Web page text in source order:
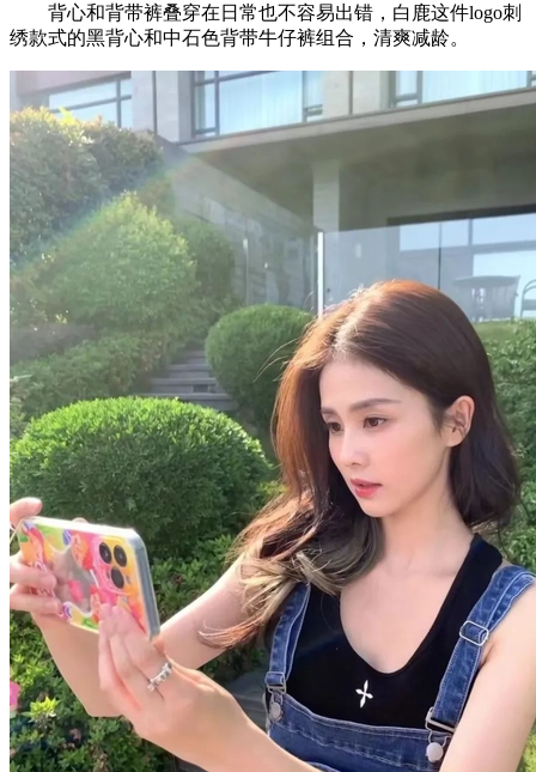
背心和背带裤叠穿在日常也不容易出错，白鹿这件logo刺
绣款式的黑背心和中石色背带牛仔裤组合，清爽减龄。